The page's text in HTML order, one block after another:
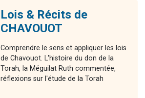
Lois & Récits de
CHAVOUOT
Comprendre le sens et appliquer les lois
de Chavouot. L'histoire du don de la
Torah, la Méguilat Ruth commentée,
réflexions sur l'étude de la Torah